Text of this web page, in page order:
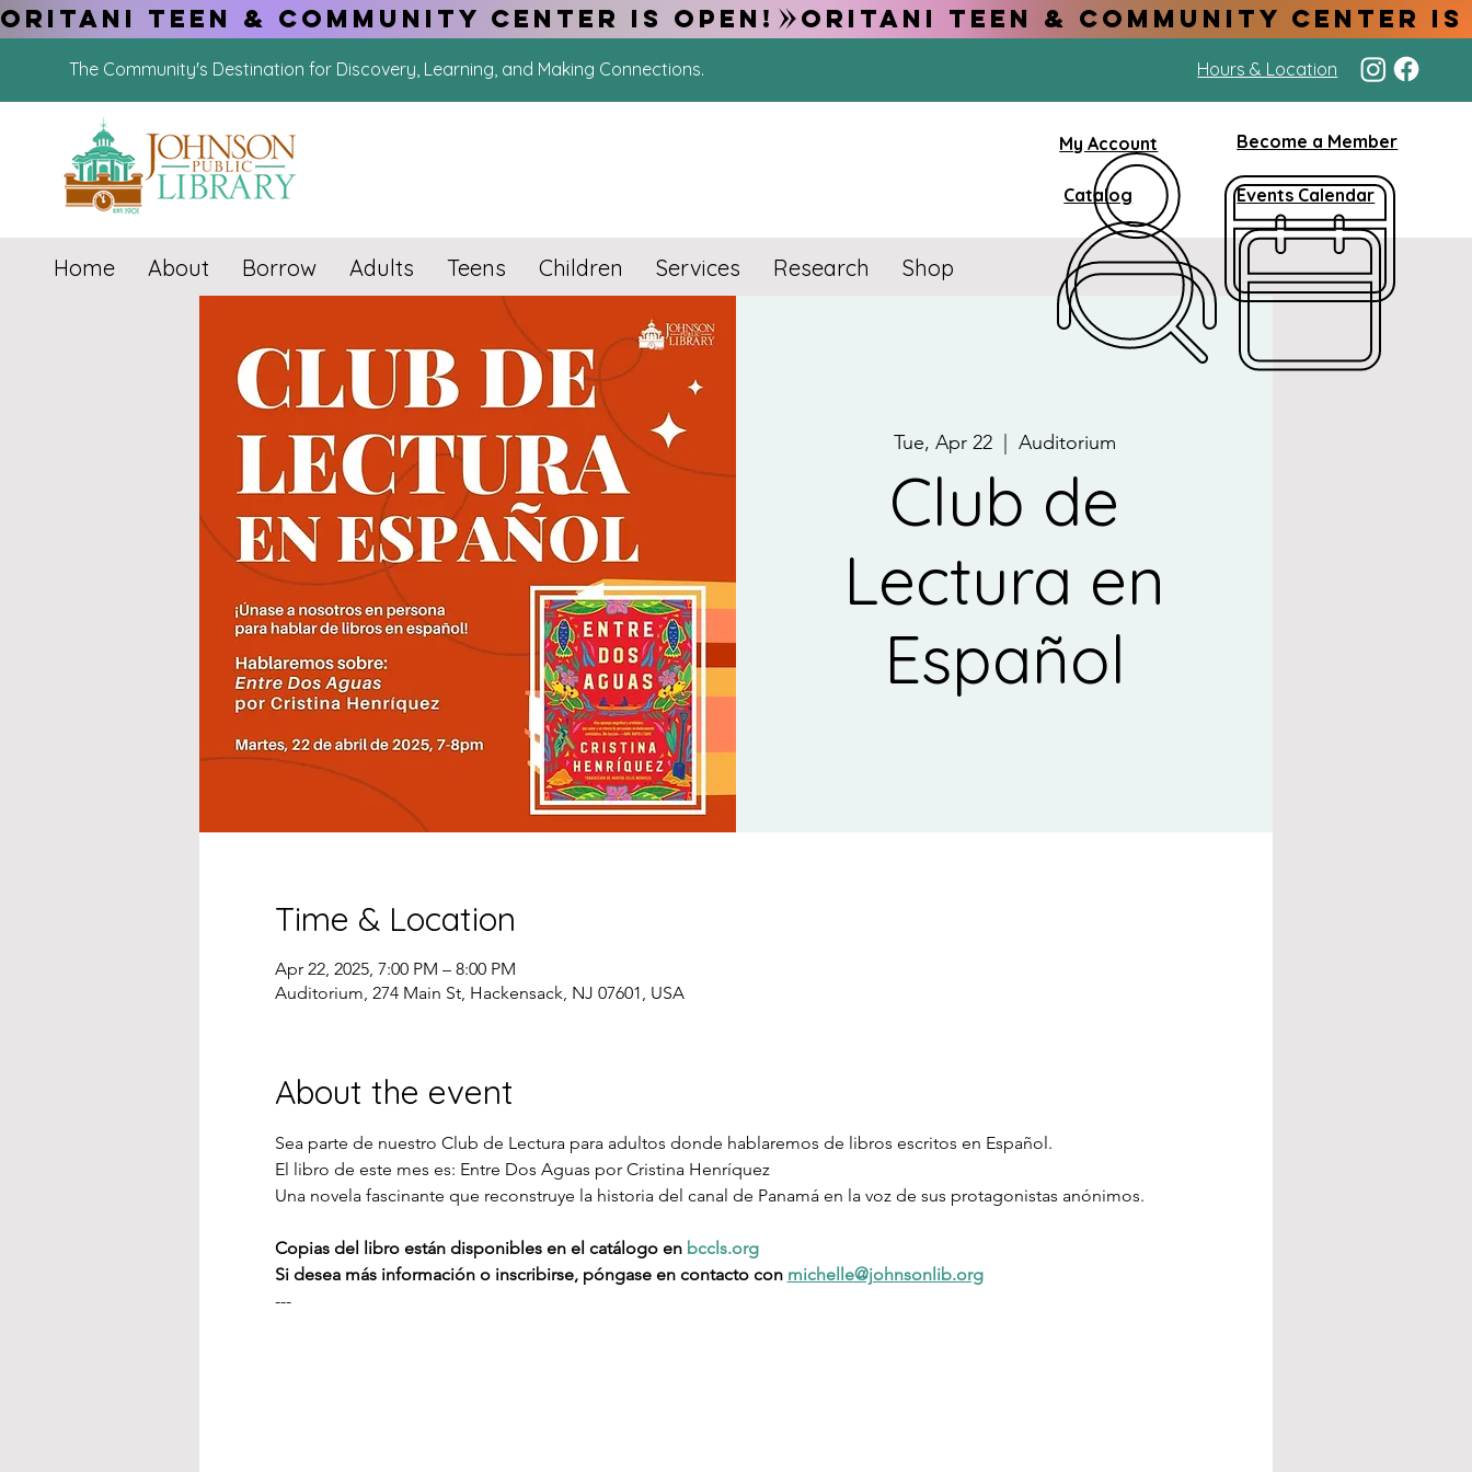
ORITANI TEEN & COMMUNITY CENTER IS OPEN!
The Community's Destination for Discovery, Learning, and Making Connections. Hours & Location
My Account
Catalog
Become a Member
Events Calendar
Home About Borrow Adults Teens Children Services Research Shop
Tue, Apr 22
  |
Auditorium
Club de
Lectura en
Español
Time & Location
Apr 22, 2025, 7:00 PM – 8:00 PM
Auditorium, 274 Main St, Hackensack, NJ 07601, USA
About the event
Sea parte de nuestro Club de Lectura para adultos donde hablaremos de libros escritos en Español.
El libro de este mes es: Entre Dos Aguas por Cristina Henríquez
Una novela fascinante que reconstruye la historia del canal de Panamá en la voz de sus protagonistas anónimos.
Copias del libro están disponibles en el catálogo en bccls.org
Si desea más información o inscribirse, póngase en contacto con michelle@johnsonlib.org
---